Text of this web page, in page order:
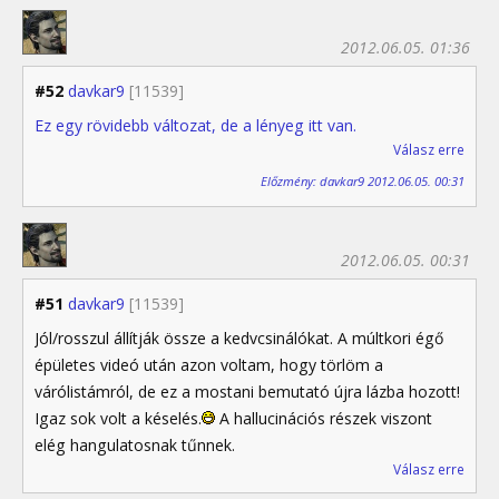
#52 davkar9 [11539]
2012.06.05. 01:36
Ez egy rövidebb változat, de a lényeg itt van.
Válasz erre
Előzmény: davkar9 2012.06.05. 00:31
#51 davkar9 [11539]
2012.06.05. 00:31
Jól/rosszul állítják össze a kedvcsinálókat. A múltkori égő
épületes videó után azon voltam, hogy törlöm a
várólistámról, de ez a mostani bemutató újra lázba hozott!
Igaz sok volt a késelés.
A hallucinációs részek viszont
elég hangulatosnak tűnnek.
Válasz erre